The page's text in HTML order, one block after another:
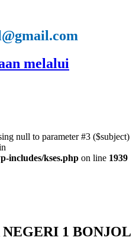
melalui
null to parameter #3 ($subject)
includes/kses.php on line 1939
1 BONJOL